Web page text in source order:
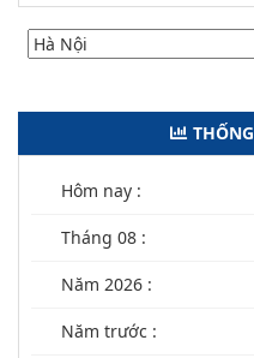
Hôm nay :
Tháng 08 :
Năm 2026 :
Năm trước :